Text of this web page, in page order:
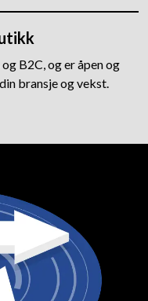
B2C, og er åpen og
bransje og vekst.